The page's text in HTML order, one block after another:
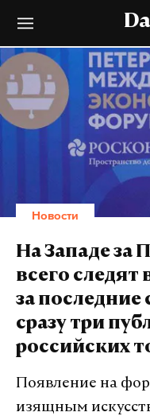
Новости
На Западе за
всего следят
за
сразу три
российских
Появление на
изящным